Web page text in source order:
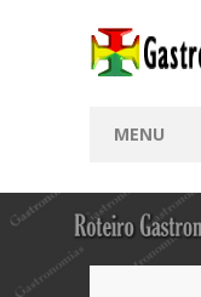
MENU
Home
Receitas 1